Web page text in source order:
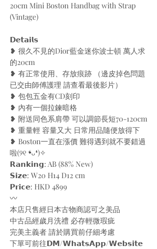
20cm Mini Boston Handbag with Strap
(Vintage)
𝗗𝗲𝘁𝗮𝗶𝗹𝘀
❥ 很久不見的Dior藍金迷你波士頓 萬人求
的20cm
❥ 有正常使用、存放痕跡 （邊皮掉色問題
已交由師傅護理 請查看最後影片）
❥ 包包五金有CD刻印
❥ 內有一個拉鍊暗格
❥ 附送同色系肩帶 可以調節長短70-120cm
❥ 重量輕 容量又大 日常用品隨便放得下
❥ Boston一直在漲價 難得遇到就不要錯過
啦(୨୧ ❛︎ᴗ❛︎)✧︎
𝗥𝗮𝗻𝗸𝗶𝗻𝗴: AB (88% New)
𝗦𝗶𝘇𝗲: W20 H14 D12 cm
𝗣𝗿𝗶𝗰𝗲: HKD 4899
〰️
本店只售經日本古物商認可之美品
中古品經歲月洗禮 必存輕微瑕疵
完美主義者 請於購買前仔細考慮
下單可前往𝗗𝗠/𝗪𝗵𝗮𝘁𝘀𝗔𝗽𝗽/𝗪𝗲𝗯𝘀𝗶𝘁𝗲